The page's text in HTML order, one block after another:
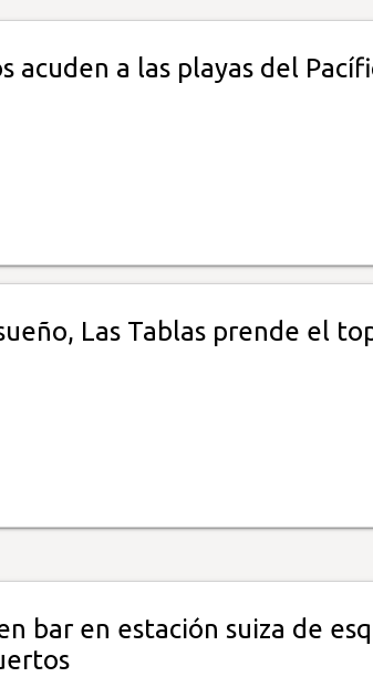
acuden a las playas del
Las Tablas prende el
bar en estación suiza de